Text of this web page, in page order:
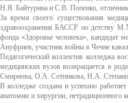
Н.Я. Байтурина и С.В. Попенко,
За время своего существования
здравоохранения БАССР по детству
фонда «Здоровье человека», кандидат
Ануфриев, участник войны в Чечне
Педагогический коллектив колледжа
медицинских вузов возвращается в
Смирнова, О.А. Сотникова, Н.А.
В колледже создана и успешно
анатомии и хирургии,